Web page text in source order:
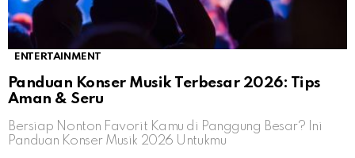
ENTERTAINMENT
Panduan Konser Musik Terbesar 2026: Tips
Aman & Seru
Bersiap Nonton Favorit Kamu di Panggung Besar? Ini
Panduan Konser Musik 2026 Untukmu